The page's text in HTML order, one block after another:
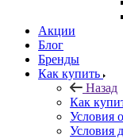
Акции
Блог
Бренды
Как купить
Назад
Как
Условия
Условия